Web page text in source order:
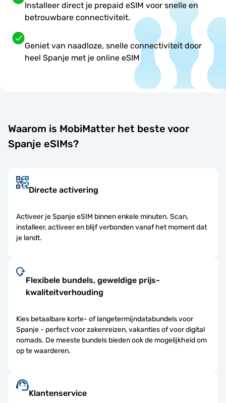
Installeer direct je prepaid eSIM voor snelle en
betrouwbare connectiviteit.
Geniet van naadloze, snelle connectiviteit door
heel Spanje met je online eSIM
Waarom is MobiMatter het beste voor
Spanje eSIMs?
Directe activering
Activeer je Spanje eSIM binnen enkele minuten. Scan,
installeer, activeer en blijf verbonden vanaf het moment dat
je landt.
Flexibele bundels, geweldige prijs-
kwaliteitverhouding
Kies betaalbare korte- of langetermijndatabundels voor
Spanje - perfect voor zakenreizen, vakanties of voor digital
nomads. De meeste bundels bieden ook de mogelijkheid om
op te waarderen.
Klantenservice